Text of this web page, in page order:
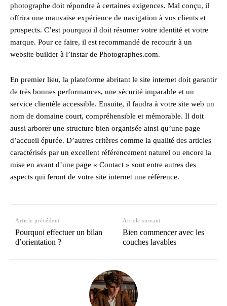
photographe doit répondre à certaines exigences. Mal conçu, il
offrira une mauvaise expérience de navigation à vos clients et
prospects. C’est pourquoi il doit résumer votre identité et votre
marque. Pour ce faire, il est recommandé de recourir à un
website builder à l’instar de Photographes.com.
En premier lieu, la plateforme abritant le site internet doit garantir
de très bonnes performances, une sécurité imparable et un
service clientèle accessible. Ensuite, il faudra à votre site web un
nom de domaine court, compréhensible et mémorable. Il doit
aussi arborer une structure bien organisée ainsi qu’une page
d’accueil épurée. D’autres critères comme la qualité des articles
caractérisés par un excellent référencement naturel ou encore la
mise en avant d’une page « Contact » sont entre autres des
aspects qui feront de votre site internet une référence.
Article précédent
Pourquoi effectuer un bilan
d’orientation ?
Article suivant
Bien commencer avec les
couches lavables